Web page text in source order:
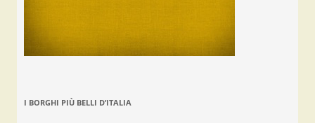
I BORGHI PIÙ BELLI D’ITALIA